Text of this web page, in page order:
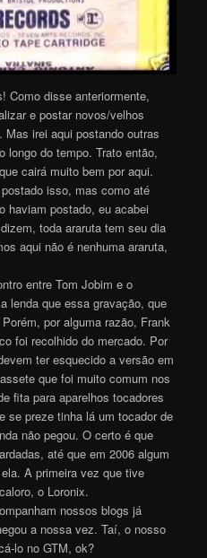
Como disse anteriormente,
e postar novos/velhos
irei aqui postando outras
longo do tempo. Trato então,
cairá muito bem por aqui.
isso, mas como até
haviam postado, eu acabei
toda araruta tem seu dia
aqui não é nenhuma araruta,
entre Tom Jobim e o
lenda que essa gravação, que
por alguma razão, Frank
foi recolhido do mercado. Por
ter esquecido a versão em
que foi muito comum nos
fita para aparelhos tocadores
se preze tinha lá um tocador de
não pegou. O certo é que
até que em 2006 algum
A primeira vez que tive
o Loronix.
nossos blogs já
a nossa vez. Taí, o nosso
lo no GTM, ok?